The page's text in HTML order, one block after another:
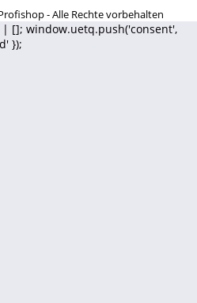
- Alle Rechte vorbehalten
[]; window.uetq.push('consent',
});